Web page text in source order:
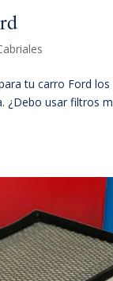
tu carro Ford
¿Debo usar filtros